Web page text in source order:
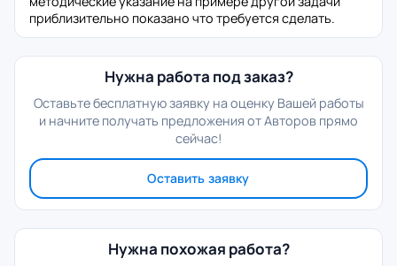
приблизительно показано что требуется сделать.
Нужна работа под заказ?
Оставьте бесплатную заявку на оценку Вашей работы
и начните получать предложения от Авторов прямо
сейчас!
Оставить заявку
Нужна похожая работа?